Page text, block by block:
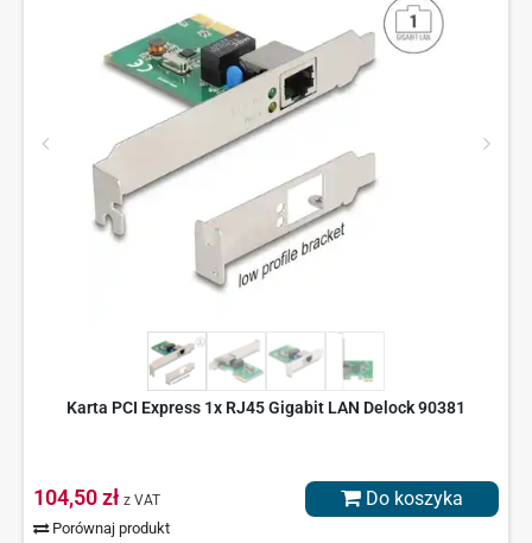
Karta PCI Express 1x RJ45 Gigabit LAN Delock 90381
104,50 zł z VAT
Porównaj produkt
Do koszyka